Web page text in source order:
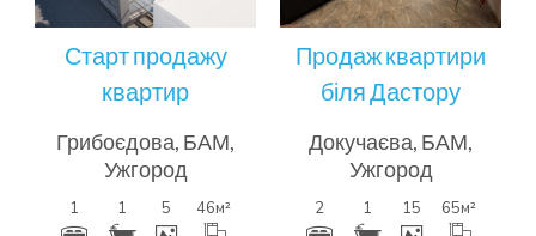
Старт продажу
квартир
Грибоєдова, БАМ,
Ужгород
1 1 5 46м²
Продаж квартири
біля Дастору
Докучаєва, БАМ,
Ужгород
2 1 15 65м²